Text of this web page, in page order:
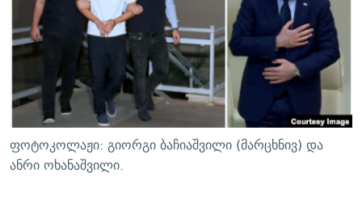
ᲛᲝᲚᲐᲞᲐᲠᲐᲙᲔ ᲢᲔᲥᲡᲢᲔᲑᲘ
ᲨᲘᲜ - ᲣᲪᲮᲝᲔᲗᲨᲘ
ᲚᲘᲢᲔᲠᲐᲢᲣᲠᲣᲚᲘ ᲬᲐᲮᲜᲐᲒᲔᲑᲘ
ᲐᲛᲔᲠᲘᲙᲣᲚᲘ ᲛᲝᲗᲮᲠᲝᲑᲐ
ᲘᲛᲞᲔᲠᲘᲐ ᲓᲐ ᲠᲐᲓᲘᲝ
ᲩᲔᲛᲘ ᲡᲘᲙᲕᲓᲘᲚᲘᲡ ᲛᲘᲖᲔᲖᲘᲐ COVID-19
11 ᲬᲔᲚᲘ - 11 ᲐᲛᲑᲐᲕᲘ
ᲡᲐᲞᲐᲠᲚᲐᲛᲔᲜᲢᲝ ᲐᲠᲩᲔᲕᲜᲔᲑᲘᲡ ᲘᲡᲢᲝᲠᲘᲐ
ᲑᲐᲕᲨᲕᲔᲑᲘ ᲞᲠᲝᲡᲢᲘᲢᲣᲪᲘᲐᲨᲘ - ᲐᲛᲝᲣᲗᲥᲛᲔᲚᲘ ᲐᲛᲑᲐᲕᲘ
5 ᲐᲛᲑᲐᲕᲘ - 20 ᲘᲕᲜᲘᲡᲡ ᲓᲐᲨᲐᲕᲔᲑᲣᲚᲔᲑᲘ
ᲐᲒᲕᲘᲡᲢᲝᲡ ᲝᲛᲘ
ᲒᲐᲛᲝᲘᲬᲔᲠᲔ
რთე/რთ-ის ყველა საიტი
ფოტოკოლაჟი: გიორგი ბაჩიაშვილი (მარცხნივ) და
ანრი ოხანაშვილი.